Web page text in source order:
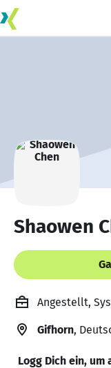
Shaowen
Angestellt,
Gifhorn,
Logg Dich ein, um